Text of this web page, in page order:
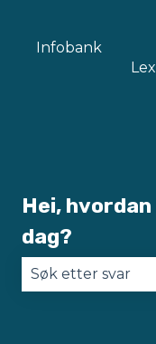
Infobank
Hei,
dag?